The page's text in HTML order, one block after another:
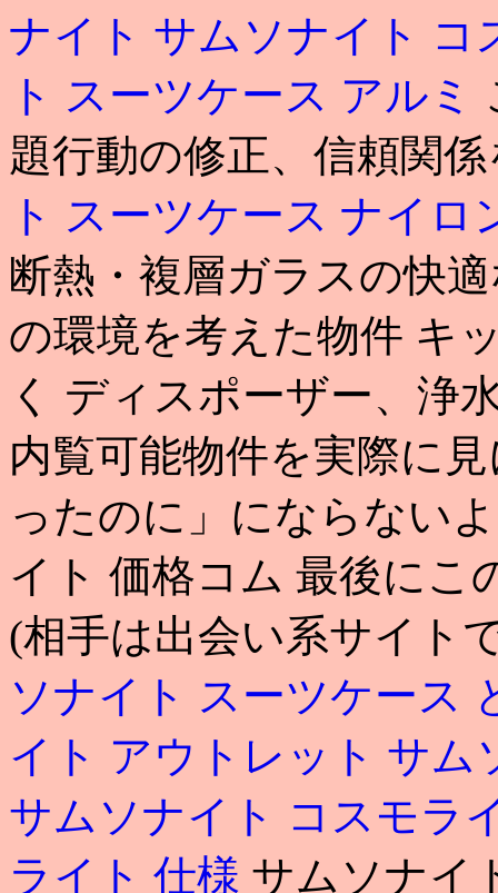
ナイト サムソナイト コ
ト スーツケース アルミ
題行動の修正、信頼関
ト スーツケース ナイロ
断熱・複層ガラスの快
の環境を考えた物件 キ
く ディスポーザー、浄
内覧可能物件を実際に
ったのに」にならない
イト 価格コム 最後にこ
(相手は出会い系サイト
ソナイト スーツケース
イト アウトレット サム
サムソナイト コスモラ
ライト 仕様 サムソナイ